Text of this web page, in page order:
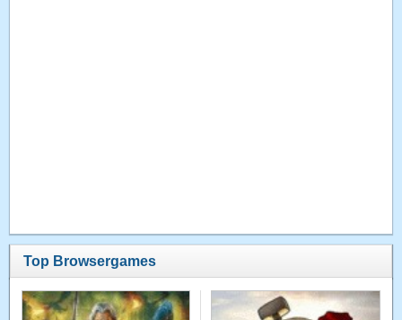
Top Browsergames